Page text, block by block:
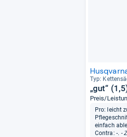
Typ:
„gut“
Preis/
Pro: leicht
einfach
Contra: -. -